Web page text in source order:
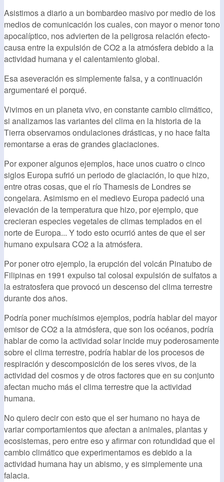
Asistimos a diario a un bombardeo masivo por medio de los
medios de comunicación los cuales, con mayor o menor tono
apocalíptico, nos advierten de la peligrosa relación efecto-
causa entre la expulsión de CO2 a la atmósfera debido a la
actividad humana y el calentamiento global.
Esa aseveración es simplemente falsa, y a continuación
argumentaré el porqué.
Vivimos en un planeta vivo, en constante cambio climático,
si analizamos las variantes del clima en la historia de la
Tierra observamos ondulaciones drásticas, y no hace falta
remontarse a eras de grandes glaciaciones.
Por exponer algunos ejemplos, hace unos cuatro o cinco
siglos Europa sufrió un periodo de glaciación, lo que hizo,
entre otras cosas, que el río Thamesis de Londres se
congelara. Asimismo en el medievo Europa padeció una
elevación de la temperatura que hizo, por ejemplo, que
crecieran especies vegetales de climas templados en el
norte de Europa... Y todo esto ocurrió antes de que el ser
humano expulsara CO2 a la atmósfera.
Por poner otro ejemplo, la erupción del volcán Pinatubo de
Filipinas en 1991 expulso tal colosal expulsión de sulfatos a
la estratosfera que provocó un descenso del clima terrestre
durante dos años.
Podría poner muchísimos ejemplos, podría hablar del mayor
emisor de CO2 a la atmósfera, que son los océanos, podría
hablar de como la actividad solar incide muy poderosamente
sobre el clima terrestre, podría hablar de los procesos de
respiración y descomposición de los seres vivos, de la
actividad del cosmos y de otros factores que en su conjunto
afectan mucho más el clima terrestre que la actividad
humana.
No quiero decir con esto que el ser humano no haya de
variar comportamientos que afectan a animales, plantas y
ecosistemas, pero entre eso y afirmar con rotundidad que el
cambio climático que experimentamos es debido a la
actividad humana hay un abismo, y es simplemente una
falacia.